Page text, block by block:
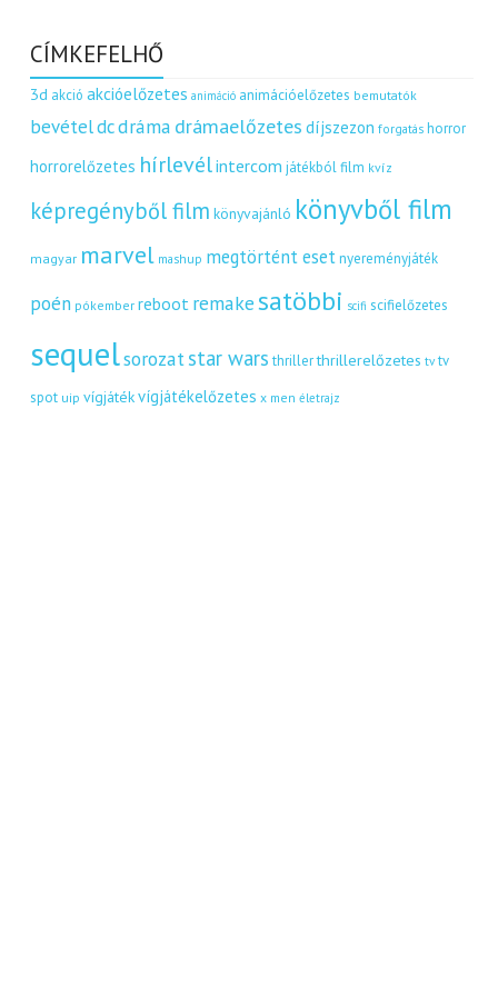
CÍMKEFELHŐ
3d akció akcióelőzetes animáció animációelőzetes bemutatók
bevételdcdráma drámaelőzetes díjszezon forgatás horror
horrorelőzetes hírlevélintercom játékból film kvíz
képregényből film könyvajánló könyvből film
magyar marvel mashup megtörtént eset nyereményjáték
poén pókember reboot remakesatöbbi scifi scifielőzetes
sequelsorozatstar wars thriller thrillerelőzetes tv tv
spot uip vígjátékvígjátékelőzetes x men életrajz